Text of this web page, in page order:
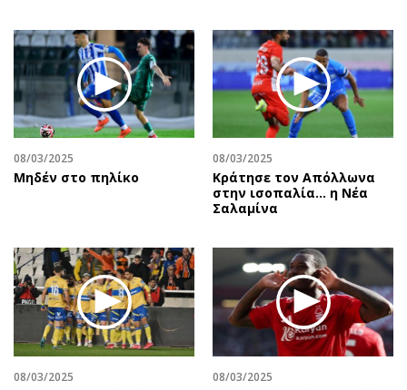
Οικονομική
Οικονομία
Real Estate
Επιχειρήσεις
Αγορές
Money Review
Ενέργεια
Ναυτιλία
Περιβάλλον
Ελλάδα
Κόσμος
Παράξενα
Αφιερώματα
Πολιτική
Οικονομία
Γενικά
Αναδρομές
Πρόσωπα
Περιβάλλον
Γυναίκα
Showbiz
Ταξίδια
Συνταγές
Έξοδος
Media
08/03/2025
Μηδέν στο πηλίκο
08/03/2025
Κράτησε τον Απόλλωνα
στην ισοπαλία… η Νέα
Σαλαμίνα
08/03/2025 08/03/2025